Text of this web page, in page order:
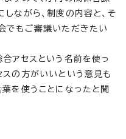
ながら、制度の内容と、そ
でもご審議いただきたい
アセスという名前を使っ
スの方がいいという意見も
を使うことになったと聞